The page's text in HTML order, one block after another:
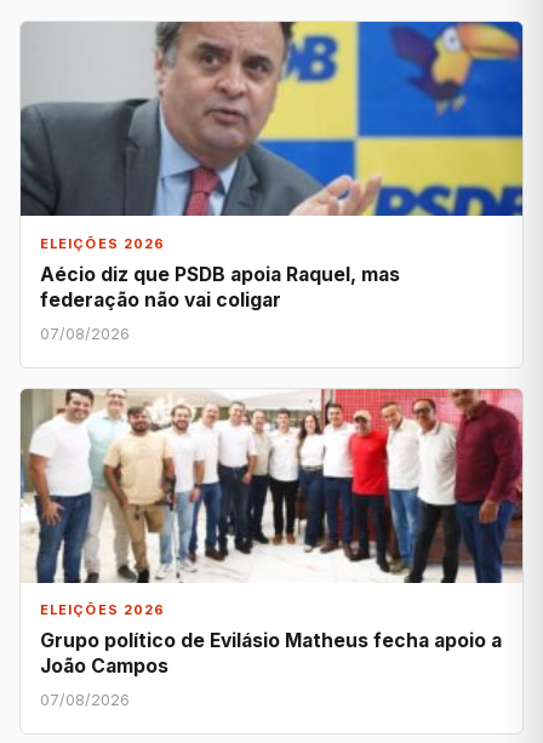
ELEIÇÕES 2026
Aécio diz que PSDB apoia Raquel, mas
federação não vai coligar
07/08/2026
ELEIÇÕES 2026
Grupo político de Evilásio Matheus fecha apoio a
João Campos
07/08/2026